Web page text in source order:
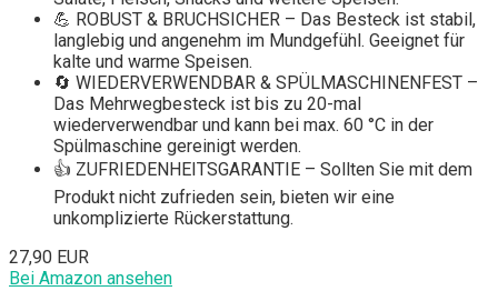
💪 ROBUST & BRUCHSICHER – Das Besteck ist stabil,
langlebig und angenehm im Mundgefühl. Geeignet für
kalte und warme Speisen.
🔄 WIEDERVERWENDBAR & SPÜLMASCHINENFEST –
Das Mehrwegbesteck ist bis zu 20-mal
wiederverwendbar und kann bei max. 60 °C in der
Spülmaschine gereinigt werden.
👍 ZUFRIEDENHEITSGARANTIE – Sollten Sie mit dem
Produkt nicht zufrieden sein, bieten wir eine
unkomplizierte Rückerstattung.
27,90 EUR
Bei Amazon ansehen